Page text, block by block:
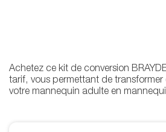
Achetez ce kit de conversion
tarif, vous permettant de transformer
votre mannequin adulte en